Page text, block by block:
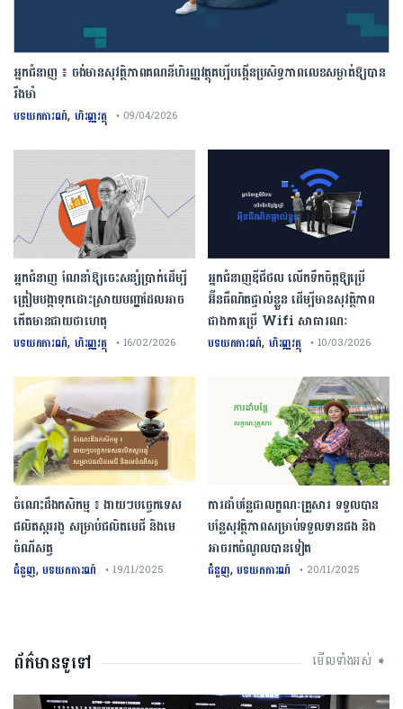
អ្នកជំនាញ ៖ ចង់មានសុវត្ថិភាពគណនីហិរញ្ញវត្ថុគប្បីបង្កើនប្រសិទ្ធភាពលេខសម្ងាត់ឱ្យបាន
រឹងមាំ
បទយកការណ៍, ហិរញ្ញវត្ថុ • 09/04/2026
អ្នកជំនាញឌីជីថល លើកទឹកចិត្តឱ្យប្រើ
អ៊ីនធឺណិតផ្ទាល់ខ្លួន ដើម្បីមានសុវត្ថិភាព
ជាងការប្រើ Wifi​ សាធារណៈ
បទយកការណ៍, ហិរញ្ញវត្ថុ • 10/03/2026
អ្នកជំនាញ ណែនាំឱ្យចេះសន្សំប្រាក់ដើម្បី
ត្រៀមបង្កាទុកដោះស្រាយបញ្ហាដែលអាច
កើតមានជាយថាហេតុ
បទយកការណ៍, ហិរញ្ញវត្ថុ • 16/02/2026
ការដាំបន្លែជាលក្ខណៈគ្រួសារ ទទួលបាន
បន្លែសុវត្ថិភាពសម្រាប់ទទួលទានផង និង
អាចរកចំណូលបានទៀត
ជំនួញ,បទយកការណ៍ • 20/11/2025
ចំណេះដឹងកសិកម្ម ៖ ងាយៗបច្ចេកទេស
ផលិតស្កររងូ សម្រាប់ផលិតមេជី និងមេ
ចំណីសត្វ
ជំនួញ,បទយកការណ៍ • 19/11/2025
ព័ត៌មានទូទៅ មើលទាំងអស់ ➧